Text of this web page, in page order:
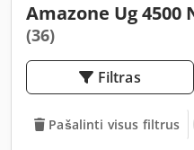
Amazone Ug
(36)
Filtras
Pašalinti visus filtrus